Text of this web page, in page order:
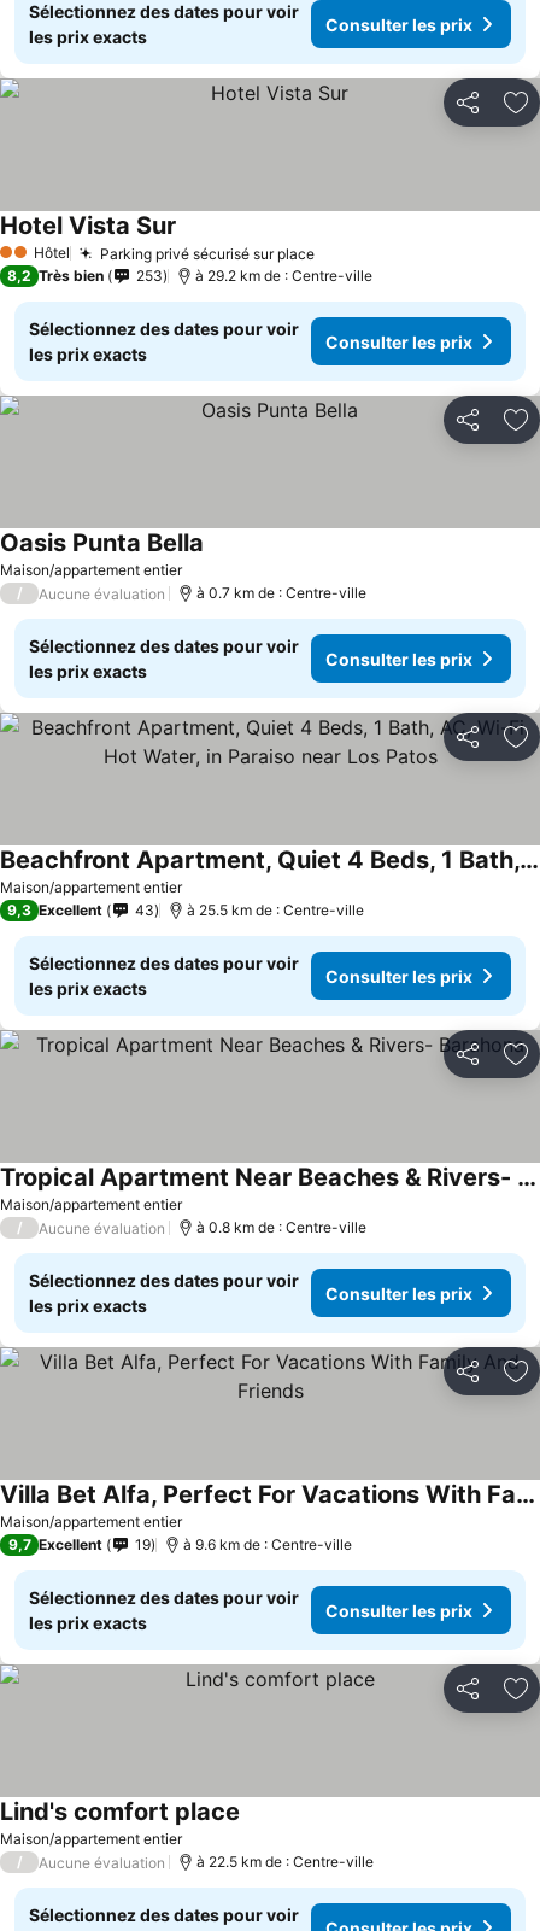
Sélectionnez des dates pour voir
les prix exacts
Consulter les prix
Partager
2 Étoiles
Hôtel Parking privé sécurisé sur place
Hotel Vista Sur
8,2 Très bien 253 à 29.2 km de : Centre-ville
Sélectionnez des dates pour voir
les prix exacts
Consulter les prix
Partager
Maison/appartement entier
Oasis Punta Bella
/ Aucune évaluation à 0.7 km de : Centre-ville
Sélectionnez des dates pour voir
les prix exacts
Consulter les prix
Partager
Maison/appartement entier
Beachfront Apartment, Quiet 4 Beds, 1 Bath, AC, Wi-Fi, Hot Water, in Paraiso near Los Patos
9,3 Excellent 43 à 25.5 km de : Centre-ville
Sélectionnez des dates pour voir
les prix exacts
Consulter les prix
Partager
Maison/appartement entier
Tropical Apartment Near Beaches & Rivers- Barahona
/ Aucune évaluation à 0.8 km de : Centre-ville
Sélectionnez des dates pour voir
les prix exacts
Consulter les prix
Partager
Maison/appartement entier
Villa Bet Alfa, Perfect For Vacations With Family And Friends
9,7 Excellent 19 à 9.6 km de : Centre-ville
Sélectionnez des dates pour voir
les prix exacts
Consulter les prix
Partager
Maison/appartement entier
Lind's comfort place
/ Aucune évaluation à 22.5 km de : Centre-ville
Sélectionnez des dates pour voir